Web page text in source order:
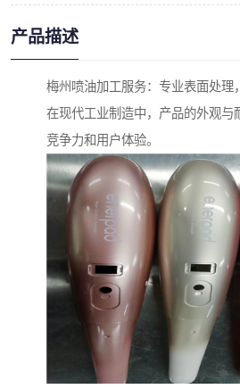
产品描述
梅州喷油加工服务：专业表面处理
在现代工业制造中，产品的外观与
竞争力和用户体验。